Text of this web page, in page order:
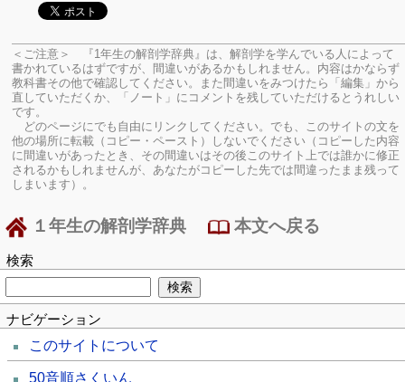
＜ご注意＞ 『1年生の解剖学辞典』は、解剖学を学んでいる人によって
書かれているはずですが、間違いがあるかもしれません。内容はかならず
教科書その他で確認してください。
また間違いをみつけたら「編集」から
直していただくか、「ノート」にコメントを残していただけるとうれしい
です。
どのページにでも自由にリンクしてください。でも、このサイトの文を
他の場所に転載（コピー・ペースト）しないでください（コピーした内容
に間違いがあったとき、その間違いはその後このサイト上では誰かに修正
されるかもしれませんが、あなたがコピーした先では間違ったまま残って
しまいます）。
１年生の解剖学辞典 本文へ戻る
検索
ナビゲーション
このサイトについて
50音順さくいん